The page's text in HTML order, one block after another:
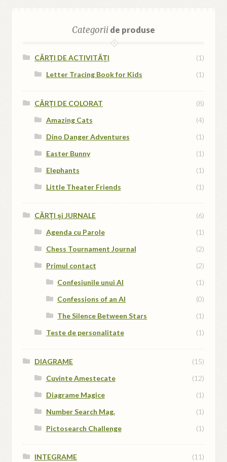
Categoriide produse
CĂRȚI DE ACTIVITĂȚI
(1)
Letter Tracing Book for Kids
(1)
CĂRȚI DE COLORAT
(8)
Amazing Cats
(4)
Dino Danger Adventures
(1)
Easter Bunny
(1)
Elephants
(1)
Little Theater Friends
(1)
CĂRȚI și JURNALE
(6)
Agenda cu Parole
(1)
Chess Tournament Journal
(2)
Primul contact
(2)
Confesiunile unui AI
(1)
Confessions of an AI
(0)
The Silence Between Stars
(1)
Teste de personalitate
(1)
DIAGRAME
(15)
Cuvinte Amestecate
(12)
Diagrame Magice
(1)
Number Search Mag.
(1)
Pictosearch Challenge
(1)
INTEGRAME
(11)